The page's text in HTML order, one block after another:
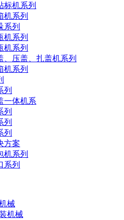
标机系列
机系列
系列
机系列
机系列
、压盖、扎盖机系列
机系列
列
一体机系
列
列
列
方案
机系列
系列
械
机械